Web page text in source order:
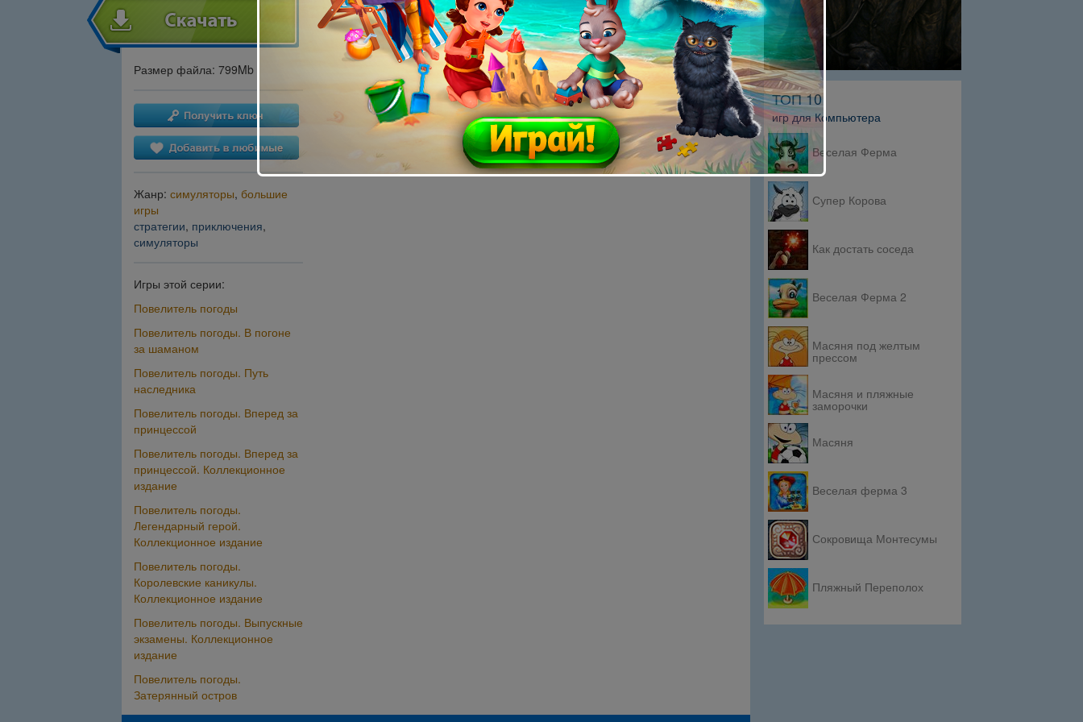
Размер файла: 799Mb
Жанр: симуляторы, большие
игры
стратегии, приключения,
симуляторы
Игры этой серии:
Повелитель погоды
Повелитель погоды. В погоне
за шаманом
Повелитель погоды. Путь
наследника
Повелитель погоды. Вперед за
принцессой
Повелитель погоды. Вперед за
принцессой. Коллекционное
издание
Повелитель погоды.
Легендарный герой.
Коллекционное издание
Повелитель погоды.
Королевские каникулы.
Коллекционное издание
Повелитель погоды. Выпускные
экзамены. Коллекционное
издание
Повелитель погоды.
Затерянный остров
ТОП 10
игр для Компьютера
Веселая Ферма
Супер Корова
Как достать соседа
Веселая Ферма 2
Масяня под желтым
прессом
Масяня и пляжные
заморочки
Масяня
Веселая ферма 3
Сокровища Монтесумы
Пляжный Переполох